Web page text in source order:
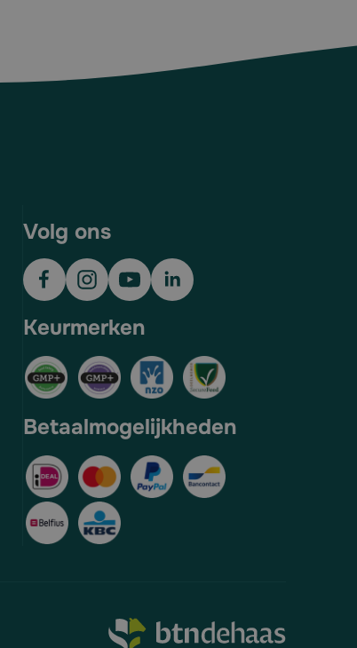
Volg ons
Keurmerken
Betaalmogelijkheden